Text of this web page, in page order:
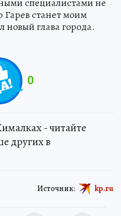
специалистами не
станет моим
новый глава города.
0
- читайте
других в
Источник: kp.ru